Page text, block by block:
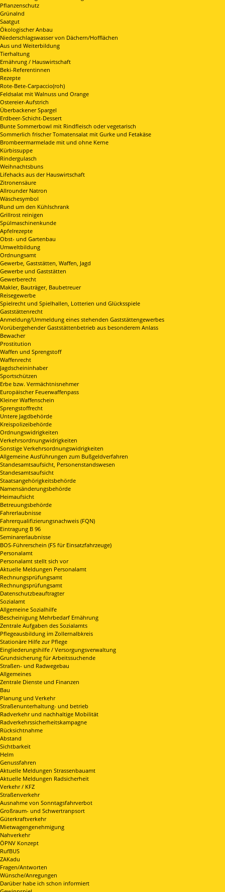
Pflanzenschutz
Grünalnd
Saatgut
Ökologischer Anbau
Niederschlagswasser von Dächern/Hofflächen
Aus und Weiterbildung
Tierhaltung
Ernährung / Hauswirtschaft
Beki-Referentinnen
Rezepte
Rote-Bete-Carpaccio(roh)
Feldsalat mit Walnuss und Orange
Ostereier-Aufstrich
Überbackener Spargel
Erdbeer-Schicht-Dessert
Bunte Sommerbowl mit Rindfleisch oder vegetarisch
Sommerlich frischer Tomatensalat mit Gurke und Fetakäse
Brombeermarmelade mit und ohne Kerne
Kürbissuppe
Rindergulasch
Weihnachtsbuns
Lifehacks aus der Hauswirtschaft
Zitronensäure
Allrounder Natron
Wäschesymbol
Rund um den Kühlschrank
Grillrost reinigen
Spülmaschinenkunde
Apfelrezepte
Obst- und Gartenbau
Umweltbildung
Ordnungsamt
Gewerbe, Gaststätten, Waffen, Jagd
Gewerbe und Gaststätten
Gewerberecht
Makler, Bauträger, Baubetreuer
Reisegewerbe
Spielrecht und Spielhallen, Lotterien und Glücksspiele
Gaststättenrecht
Anmeldung/Ummeldung eines stehenden Gaststättengewerbes
Vorübergehender Gaststättenbetrieb aus besonderem Anlass
Bewacher
Prostitution
Waffen und Sprengstoff
Waffenrecht
Jagdscheininhaber
Sportschützen
Erbe bzw. Vermächtnisnehmer
Europäischer Feuerwaffenpass
Kleiner Waffenschein
Sprengstoffrecht
Untere Jagdbehörde
Kreispolizeibehörde
Ordnungswidrigkeiten
Verkehrsordnungwidrigkeiten
Sonstige Verkehrsordnungswidrigkeiten
Allgemeine Ausführungen zum Bußgeldverfahren
Standesamtsaufsicht, Personenstandswesen
Standesamtsaufsicht
Staatsangehörigkeitsbehörde
Namensänderungsbehörde
Heimaufsicht
Betreuungsbehörde
Fahrerlaubnisse
Fahrerqualifizierungsnachweis (FQN)
Eintragung B 96
Seminarerlaubnisse
BOS-Führerschein (FS für Einsatzfahrzeuge)
Personalamt
Personalamt stellt sich vor
Aktuelle Meldungen Personalamt
Rechnungsprüfungsamt
Rechnungsprüfungsamt
Datenschutzbeauftragter
Sozialamt
Allgemeine Sozialhilfe
Bescheinigung Mehrbedarf Ernährung
Zentrale Aufgaben des Sozialamts
Pflegeausbildung im Zollernalbkreis
Stationäre Hilfe zur Pflege
Eingliederungshilfe / Versorgungsverwaltung
Grundsicherung für Arbeitssuchende
Straßen- und Radwegebau
Allgemeines
Zentrale Dienste und Finanzen
Bau
Planung und Verkehr
Straßenunterhaltung- und betrieb
Radverkehr und nachhaltige Mobilität
Radverkehrssicherheitskampagne
Rücksichtnahme
Abstand
Sichtbarkeit
Helm
Genussfahren
Aktuelle Meldungen Strassenbauamt
Aktuelle Meldungen Radsicherheit
Verkehr / KFZ
Straßenverkehr
Ausnahme von Sonntagsfahrverbot
Großraum- und Schwertranpsort
Güterkraftverkehr
Mietwagengenehmigung
Nahverkehr
ÖPNV Konzept
RufBUS
ZAKadu
Fragen/Antworten
Wünsche/Anregungen
Darüber habe ich schon informiert